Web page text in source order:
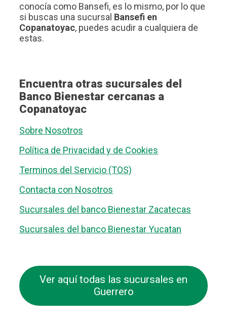
conocía como Bansefi, es lo mismo, por lo que
si buscas una sucursal Bansefi en
Copanatoyac, puedes acudir a cualquiera de
estas.
Encuentra otras sucursales del
Banco Bienestar cercanas a
Copanatoyac
Sobre Nosotros
Política de Privacidad y de Cookies
Terminos del Servicio (TOS)
Contacta con Nosotros
Sucursales del banco Bienestar Zacatecas
Sucursales del banco Bienestar Yucatan
Ver aquí todas las sucursales en
Guerrero